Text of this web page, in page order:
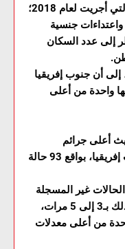
الاغتصاب في العالم، حسب الدراسة التي أجريت لعام 2018؛
واعتداءات جنسية
إلى عدد السكان
دراسة أُجريت في عام 2012، إلى أن جنوب إفريقيا
واحدة من أعلى
أعلى جرائم
الاغتصاب، وهي دولة حدودية مع جنوب إفريقيا، بواقع 93 حالة
غير المسجلة
ما يعني أن النسبة قد تكون أعلى من ذلك بـ3 إلى 5 مرات،
من أعلى معدلات